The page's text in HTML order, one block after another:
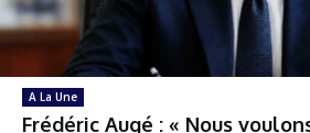
A La Une
Frédéric Augé : « Nous